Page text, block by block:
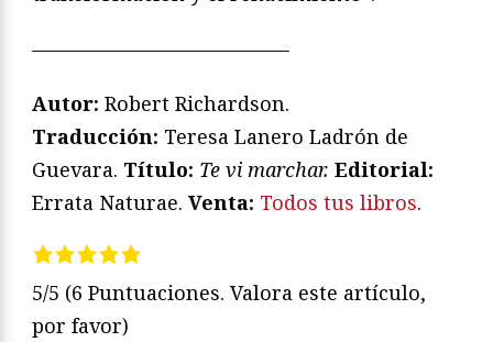
—————————————
Autor: Robert Richardson.
Traducción: Teresa Lanero Ladrón de
Guevara. Título: Te vi marchar. Editorial:
Errata Naturae. Venta: Todos tus libros.
5/5 (6 Puntuaciones. Valora este artículo,
por favor)